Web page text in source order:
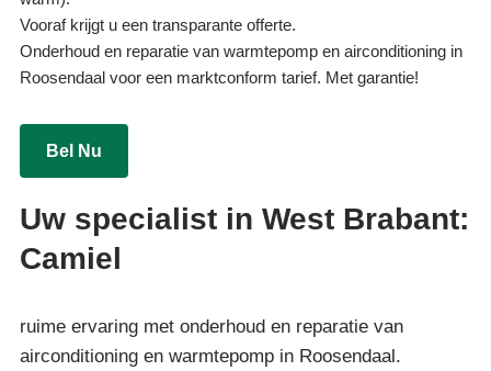
Vooraf krijgt u een transparante offerte.
Onderhoud en reparatie van warmtepomp en airconditioning in
Roosendaal voor een marktconform tarief. Met garantie!
Bel Nu
Uw specialist in West Brabant:
Camiel
ruime ervaring met onderhoud en reparatie van
airconditioning en warmtepomp in Roosendaal.